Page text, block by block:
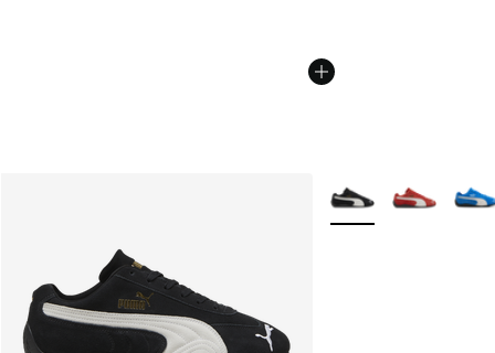
Plus de couleurs